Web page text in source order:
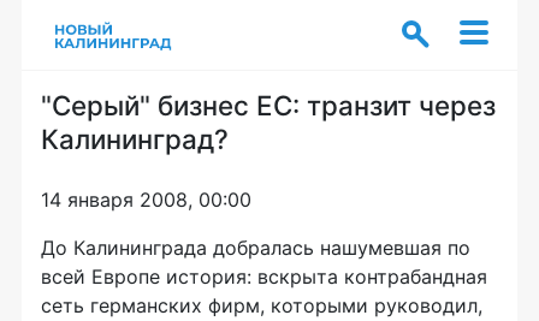
"Серый" бизнес ЕС: транзит через
Калининград?
14 января 2008, 00:00
До Калининграда добралась нашумевшая по
всей Европе история: вскрыта контрабандная
сеть германских фирм, которыми руководил,